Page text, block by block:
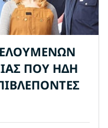
ΠΟΥ ΗΔΗ